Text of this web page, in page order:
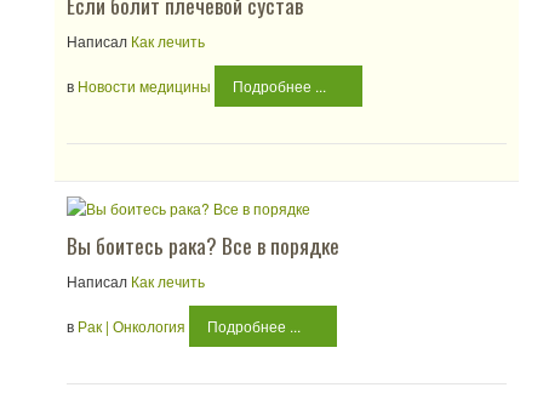
Написал Как лечить
в Новости медицины Подробнее ...
Вы боитесь рака? Все в порядке
Написал Как лечить
в Рак | Онкология Подробнее ...